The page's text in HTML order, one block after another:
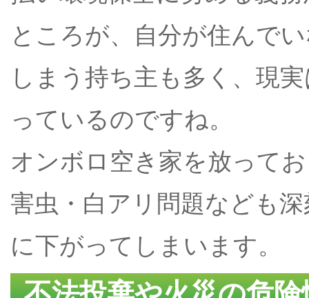
ところが、自分が住んで
しまう持ち主も多く、現
っているのですね。
オンボロ空き家を放って
害虫・白アリ問題なども
に下がってしまいます。